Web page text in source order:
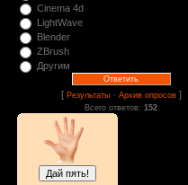
Cinema 4d
LightWave
Blender
ZBrush
Другим
[ Результаты· Архив опросов]
Всего ответов: 152